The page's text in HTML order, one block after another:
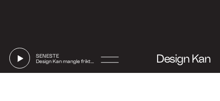
SENESTE
Design Kan mangle friktion
Design Kan